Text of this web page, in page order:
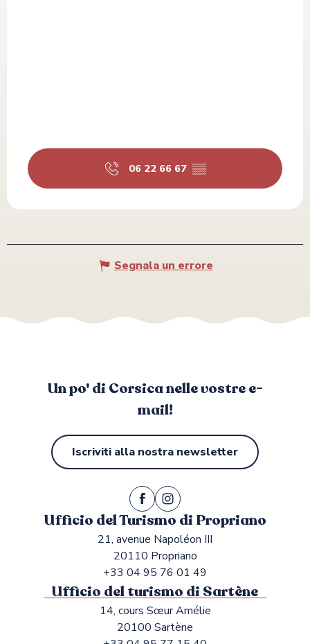
06 22 66 67 ▒▒
Segnala un errore
Un po' di Corsica nelle vostre e-
mail!
Iscriviti alla nostra newsletter
Ufficio del Turismo di Propriano
21, avenue Napoléon III
20110 Propriano
+33 04 95 76 01 49
Ufficio del turismo di Sartène
14, cours Sœur Amélie
20100 Sartène